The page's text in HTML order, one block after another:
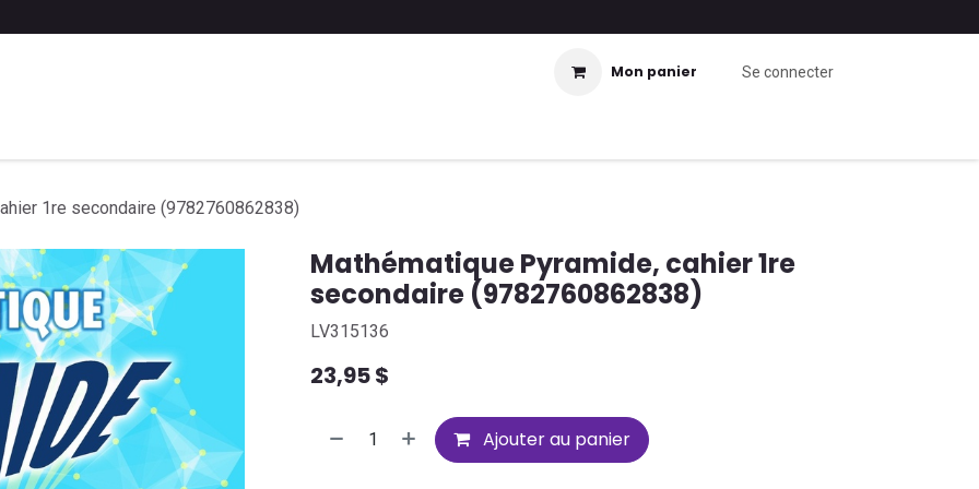
Mon panier Se connecter
1re secondaire (9782760862838)
Mathématique Pyramide, cahier 1re
secondaire (9782760862838)
LV315136
23,95$
Ajouter au panier